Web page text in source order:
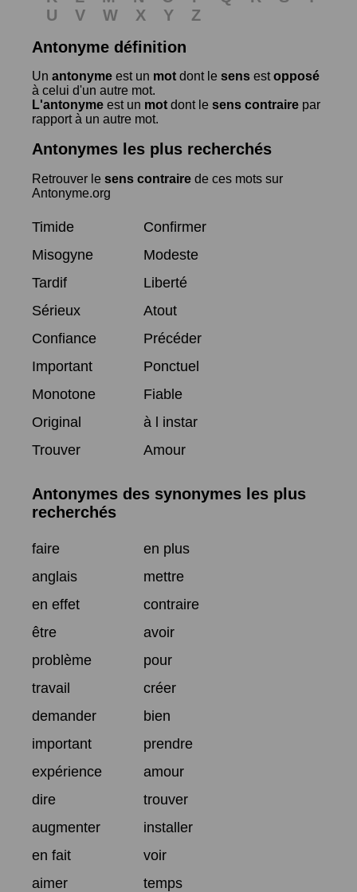
U
V W X Y
Z
Antonyme définition
Un antonyme est un mot dont le sens estopposé
à celui d'un autre mot.
L'antonyme est un mot dont le sens contraire par
rapport à un autre mot.
Antonymes les plus recherchés
Retrouver le sens contraire de ces mots sur
Antonyme.org
Timide
Confirmer
Misogyne
Modeste
Tardif
Liberté
Sérieux
Atout
Confiance
Précéder
Important
Ponctuel
Monotone
Fiable
Original
à l instar
Trouver
Amour
Antonymes des synonymes les plus
recherchés
faire
en plus
anglais
mettre
en effet
contraire
être
avoir
problème
pour
travail
créer
demander
bien
important
prendre
expérience
amour
dire
trouver
augmenter
installer
en fait
voir
aimer
temps